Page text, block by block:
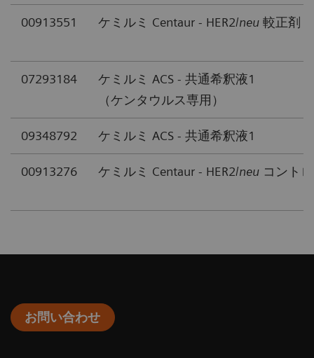
00913551 ケミルミ Centaur - HER2/neu 較正剤
07293184
ケミルミ ACS - 共通希釈液1
（ケンタウルス専用）
09348792 ケミルミ ACS - 共通希釈液1
00913276 ケミルミ Centaur - HER2/neu コント
お問い合わせ